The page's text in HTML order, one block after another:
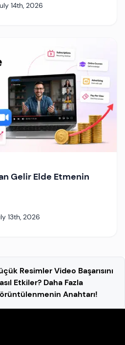
14th, 2026
Gelir Elde Etmenin
13th, 2026
Resimler Video Başarısını
Etkiler? Daha Fazla
Anahtarı!